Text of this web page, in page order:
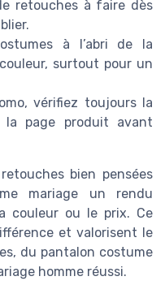
retouches à faire dès
à l’abri de la
surtout pour un
vérifiez toujours la
page produit avant
bien pensées
mariage un rendu
couleur ou le prix. Ce
et valorisent le
du pantalon costume
homme réussi.